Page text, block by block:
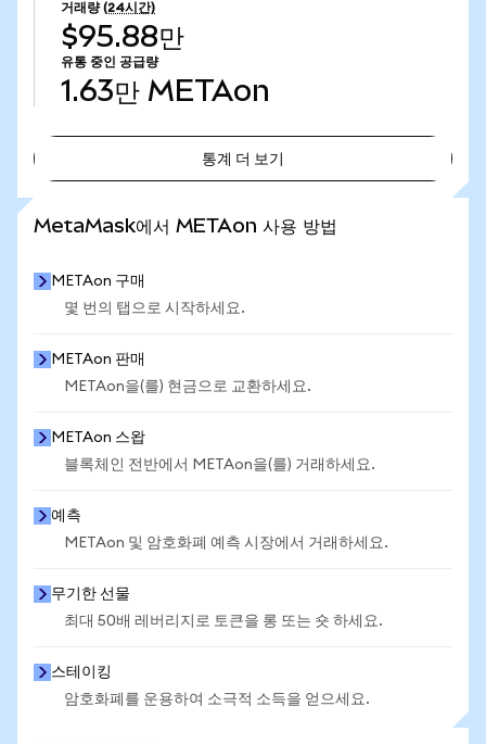
거래량 (24시간)
$95.88만
유통 중인 공급량
1.63만 METAon
통계 더 보기
MetaMask에서 METAon 사용 방법
METAon 구매
몇 번의 탭으로 시작하세요.
METAon 판매
METAon을(를) 현금으로 교환하세요.
METAon 스왑
블록체인 전반에서 METAon을(를) 거래하세요.
예측
METAon 및 암호화폐 예측 시장에서 거래하세요.
무기한 선물
최대 50배 레버리지로 토큰을 롱 또는 숏 하세요.
스테이킹
암호화폐를 운용하여 소극적 소득을 얻으세요.